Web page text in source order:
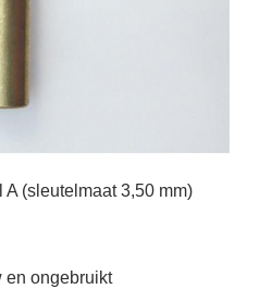
(sleutelmaat 3,50 mm)
en ongebruikt